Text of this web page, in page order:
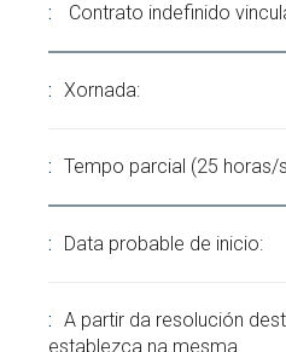
Contrato indefinido
Xornada:
Tempo parcial (25 horas/
Data probable de inicio:
A partir da resolución
establezca na mesma.